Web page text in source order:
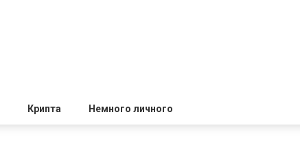
Крипта Немного личного